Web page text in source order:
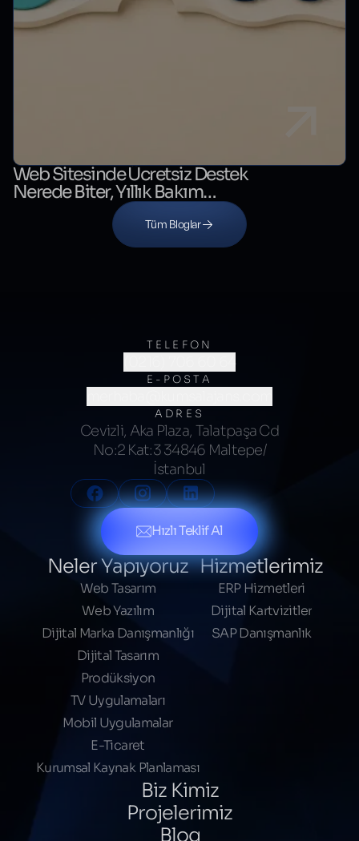
Web Sitesinde Ücretsiz Destek
Nerede Biter, Yıllık Bakım
Nerede Başlar?
Tüm Bloglar
TELEFON
(0216) 706 60 64
E-POSTA
ADRES
Cevizli, Aka Plaza, Talatpaşa Cd
No:2 Kat:3 34846 Maltepe/
İstanbul
Hızlı Teklif Al
Neler Yapıyoruz
Web Tasarım
Web Yazılım
Dijital Marka Danışmanlığı
Dijital Tasarım
Prodüksiyon
TV Uygulamaları
Mobil Uygulamalar
E-Ticaret
Kurumsal Kaynak Planlaması
Hizmetlerimiz
ERP Hizmetleri
Dijital Kartvizitler
SAP Danışmanlık
Biz Kimiz
Projelerimiz
Blog